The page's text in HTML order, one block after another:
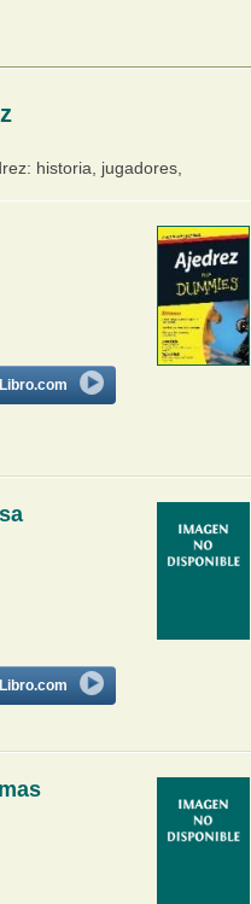
historia, jugadores,